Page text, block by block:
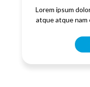
Lorem ipsum
atque atque